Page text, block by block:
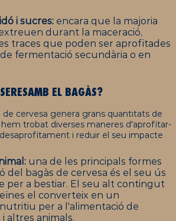
i sucres: encara que la majoria
durant la maceració,
traces que poden ser aprofitades
fermentació secundària o en
AMB EL BAGÀS?
cervesa genera grans quantitats de
hem trobat diverses maneres d'aprofitar-
i reduir el seu impacte
una de les principals formes
del bagàs de cervesa és el seu ús
per a bestiar. El seu alt contingut
el converteix en un
per a l'alimentació de
altres animals.